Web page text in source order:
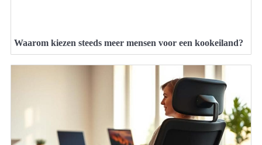
Waarom kiezen steeds meer mensen voor een kookeiland?